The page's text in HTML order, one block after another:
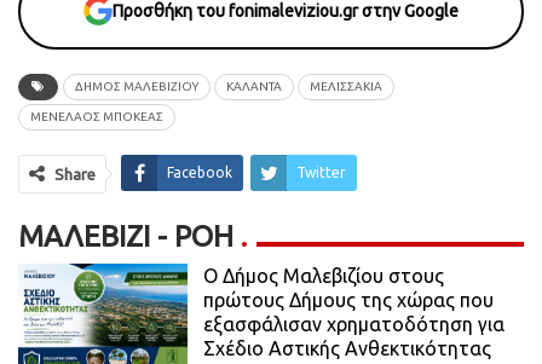
Προσθήκη του fonimaleviziou.gr στην Google
ΔΗΜΟΣ ΜΑΛΕΒΙΖΙΟΥ ΚΆΛΑΝΤΑ ΜΕΛΙΣΣΑΚΙΑ
ΜΕΝΕΛΑΟΣ ΜΠΟΚΕΑΣ
Share Facebook Twitter
ΜΑΛΕΒΊΖΙ - ΡΟΗ
Ο Δήμος Μαλεβιζίου στους
πρώτους Δήμους της χώρας που
εξασφάλισαν χρηματοδότηση για
Σχέδιο Αστικής Ανθεκτικότητας